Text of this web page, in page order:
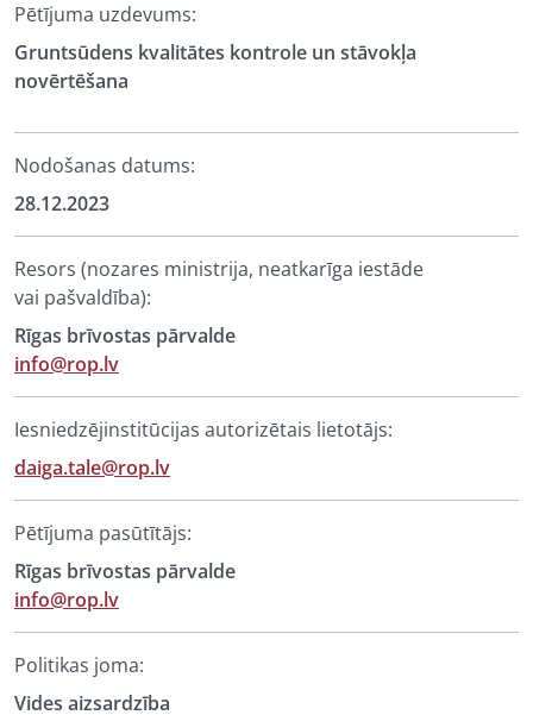
Pētījuma uzdevums:
Gruntsūdens kvalitātes kontrole un stāvokļa
novērtēšana
Nodošanas datums:
28.12.2023
Resors (nozares ministrija, neatkarīga iestāde
vai pašvaldība):
Rīgas brīvostas pārvalde
info@rop.lv
Iesniedzējinstitūcijas autorizētais lietotājs:
daiga.tale@rop.lv
Pētījuma pasūtītājs:
Rīgas brīvostas pārvalde
info@rop.lv
Politikas joma:
Vides aizsardzība